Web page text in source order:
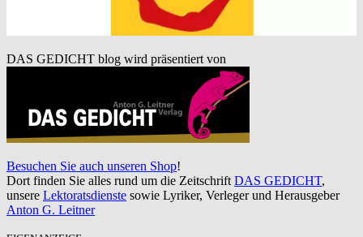
DAS GEDICHT blog wird präsentiert von
Besuchen Sie auch unseren Shop!
Dort finden Sie alles rund um die Zeitschrift DAS GEDICHT,
unsere Lektoratsdienste sowie Lyriker, Verleger und Herausgeber
Anton G. Leitner